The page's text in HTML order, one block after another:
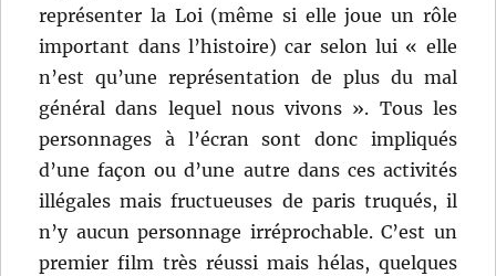
représenter la Loi (même si elle joue un rôle
important dans l’histoire) car selon lui « elle
n’est qu’une représentation de plus du mal
général dans lequel nous vivons ». Tous les
personnages à l’écran sont donc impliqués
d’une façon ou d’une autre dans ces activités
illégales mais fructueuses de paris truqués, il
n’y aucun personnage irréprochable. C’est un
premier film très réussi mais hélas, quelques